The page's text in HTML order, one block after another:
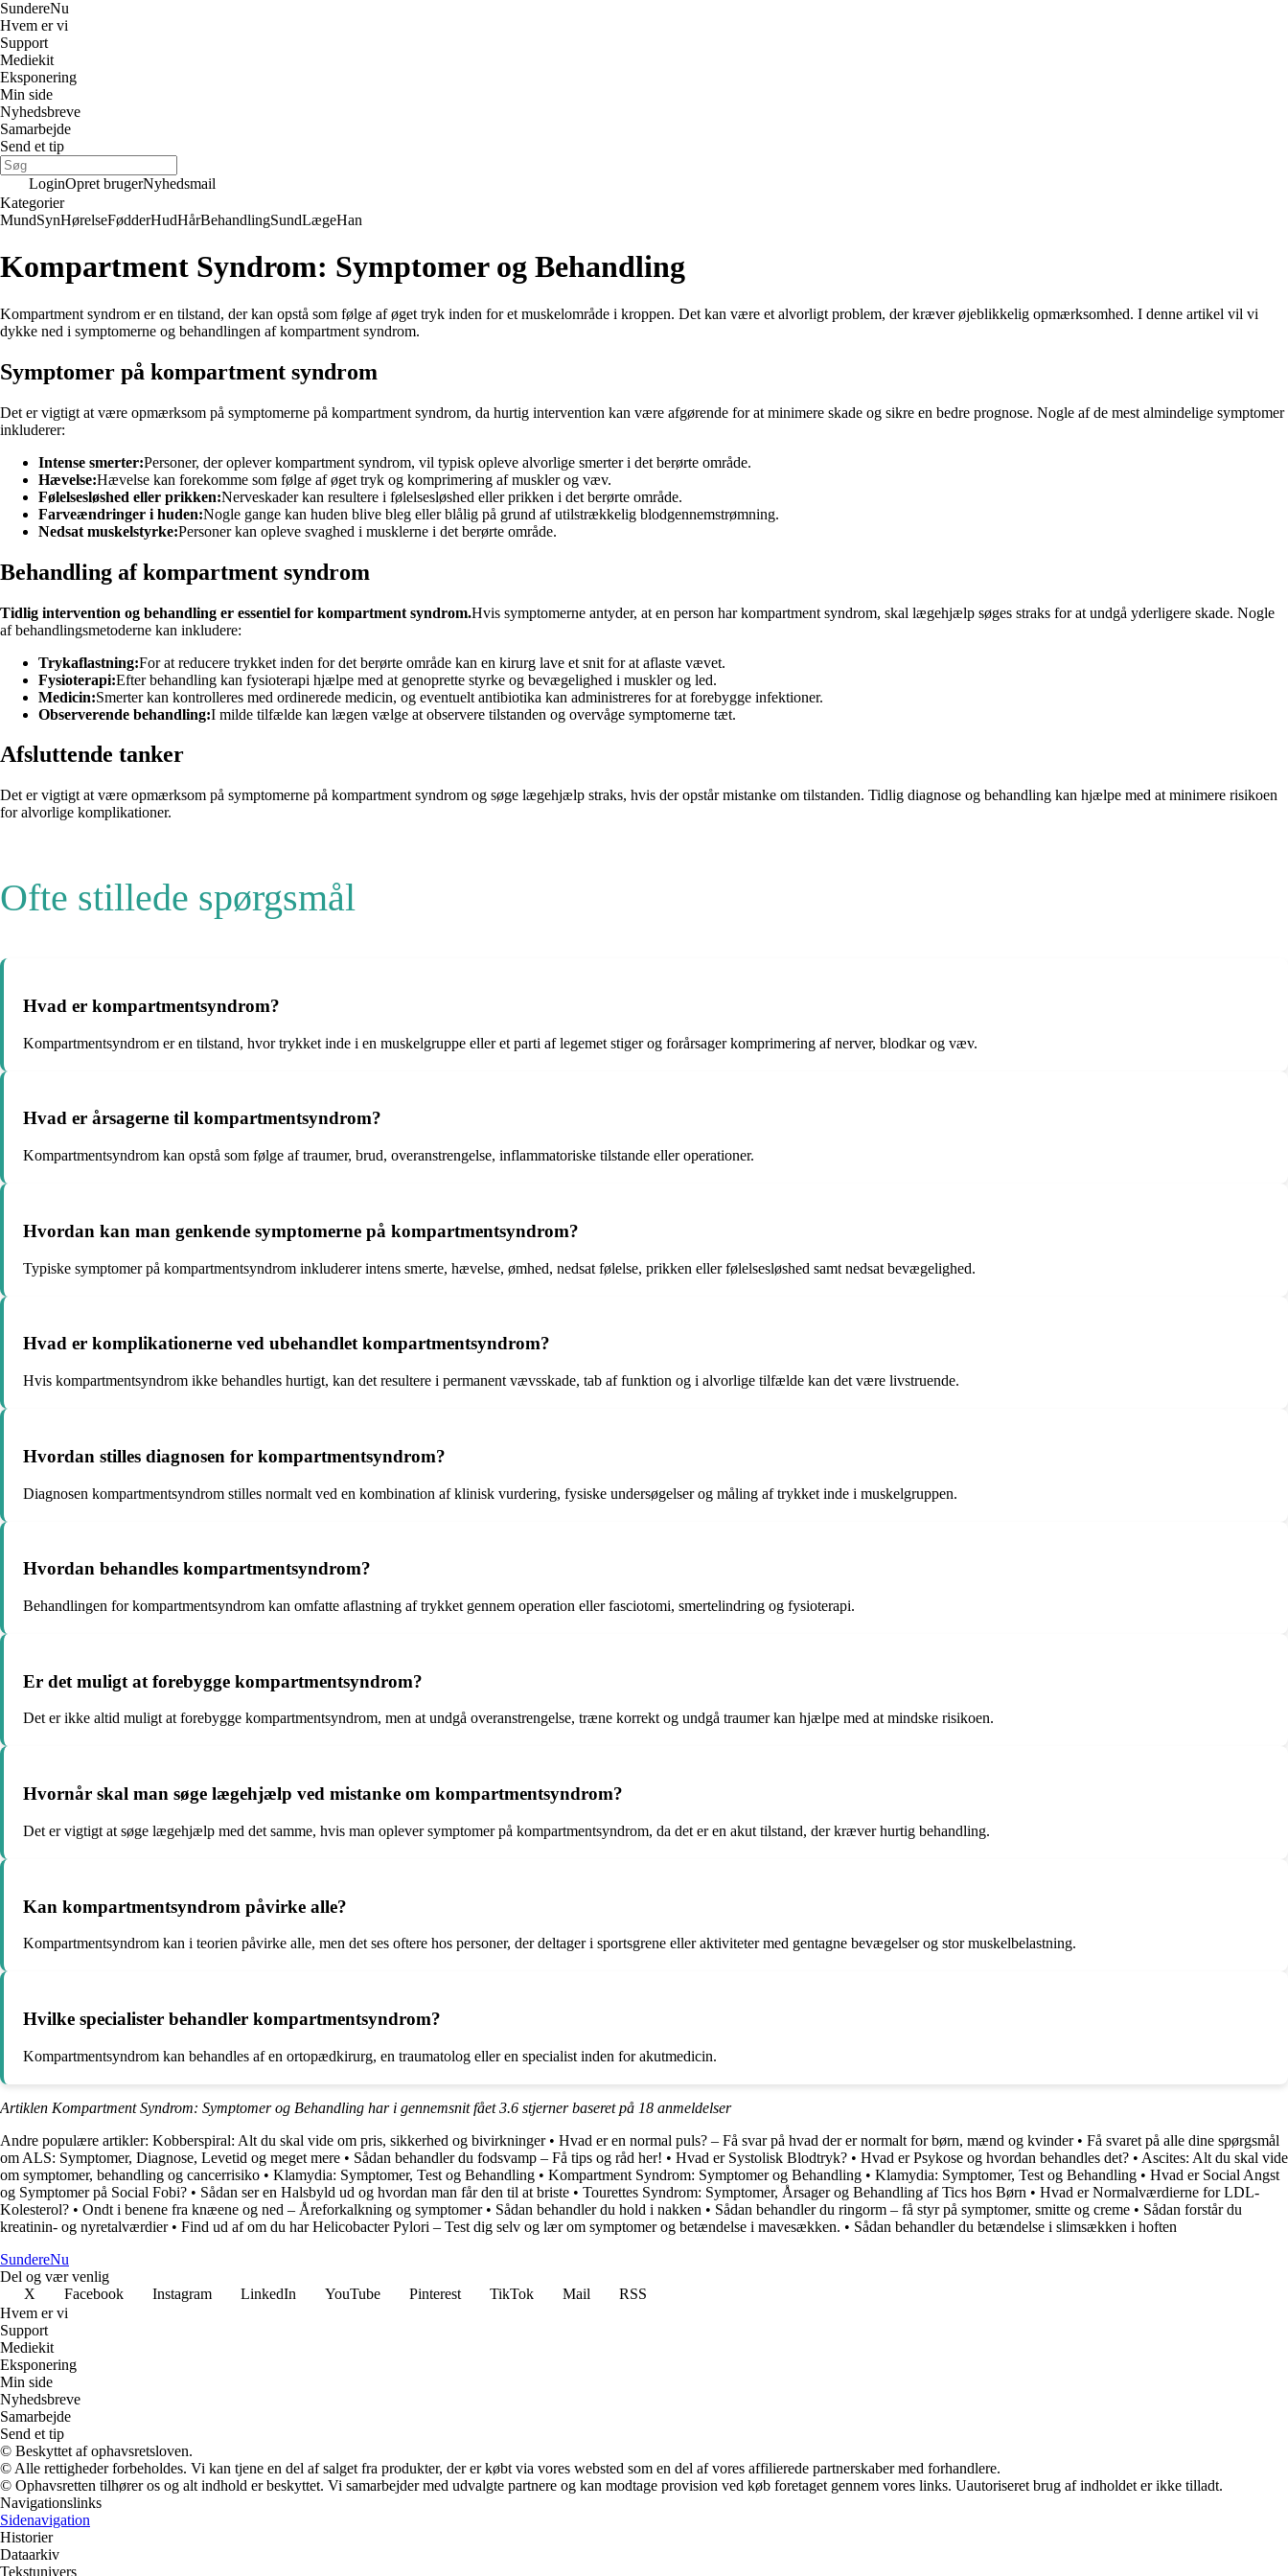
SundereNu
Hvem er vi
Support
Mediekit
Eksponering
Min side
Nyhedsbreve
Samarbejde
Send et tip
LoginOpret brugerNyhedsmail
Kategorier
MundSynHørelseFødderHudHårBehandlingSundLægeHan
Kompartment Syndrom: Symptomer og Behandling
Kompartment syndrom er en tilstand, der kan opstå som følge af øget tryk inden for et muskelområde i kroppen. Det kan være et alvorligt problem, der kræver øjeblikkelig opmærksomhed. I denne artikel vil vi
dykke ned i symptomerne og behandlingen af ​​kompartment syndrom.
Symptomer på kompartment syndrom
Det er vigtigt at være opmærksom på symptomerne på kompartment syndrom, da hurtig intervention kan være afgørende for at minimere skade og sikre en bedre prognose. Nogle af de mest almindelige symptomer
inkluderer:
Intense smerter:Personer, der oplever kompartment syndrom, vil typisk opleve alvorlige smerter i det berørte område.
Hævelse:Hævelse kan forekomme som følge af øget tryk og komprimering af muskler og væv.
Følelsesløshed eller prikken:Nerveskader kan resultere i følelsesløshed eller prikken i det berørte område.
Farveændringer i huden:Nogle gange kan huden blive bleg eller blålig på grund af utilstrækkelig blodgennemstrømning.
Nedsat muskelstyrke:Personer kan opleve svaghed i musklerne i det berørte område.
Behandling af kompartment syndrom
Tidlig intervention og behandling er essentiel for kompartment syndrom.Hvis symptomerne antyder, at en person har kompartment syndrom, skal lægehjælp søges straks for at undgå yderligere skade. Nogle
af behandlingsmetoderne kan inkludere:
Trykaflastning:For at reducere trykket inden for det berørte område kan en kirurg lave et snit for at aflaste vævet.
Fysioterapi:Efter behandling kan fysioterapi hjælpe med at genoprette styrke og bevægelighed i muskler og led.
Medicin:Smerter kan kontrolleres med ordinerede medicin, og eventuelt antibiotika kan administreres for at forebygge infektioner.
Observerende behandling:I milde tilfælde kan lægen vælge at observere tilstanden og overvåge symptomerne tæt.
Afsluttende tanker
Det er vigtigt at være opmærksom på symptomerne på kompartment syndrom og søge lægehjælp straks, hvis der opstår mistanke om tilstanden. Tidlig diagnose og behandling kan hjælpe med at minimere risikoen
for alvorlige komplikationer.
Ofte stillede spørgsmål
Hvad er kompartmentsyndrom?
Kompartmentsyndrom er en tilstand, hvor trykket inde i en muskelgruppe eller et parti af legemet stiger og forårsager komprimering af nerver, blodkar og væv.
Hvad er årsagerne til kompartmentsyndrom?
Kompartmentsyndrom kan opstå som følge af traumer, brud, overanstrengelse, inflammatoriske tilstande eller operationer.
Hvordan kan man genkende symptomerne på kompartmentsyndrom?
Typiske symptomer på kompartmentsyndrom inkluderer intens smerte, hævelse, ømhed, nedsat følelse, prikken eller følelsesløshed samt nedsat bevægelighed.
Hvad er komplikationerne ved ubehandlet kompartmentsyndrom?
Hvis kompartmentsyndrom ikke behandles hurtigt, kan det resultere i permanent vævsskade, tab af funktion og i alvorlige tilfælde kan det være livstruende.
Hvordan stilles diagnosen for kompartmentsyndrom?
Diagnosen kompartmentsyndrom stilles normalt ved en kombination af klinisk vurdering, fysiske undersøgelser og måling af trykket inde i muskelgruppen.
Hvordan behandles kompartmentsyndrom?
Behandlingen for kompartmentsyndrom kan omfatte aflastning af trykket gennem operation eller fasciotomi, smertelindring og fysioterapi.
Er det muligt at forebygge kompartmentsyndrom?
Det er ikke altid muligt at forebygge kompartmentsyndrom, men at undgå overanstrengelse, træne korrekt og undgå traumer kan hjælpe med at mindske risikoen.
Hvornår skal man søge lægehjælp ved mistanke om kompartmentsyndrom?
Det er vigtigt at søge lægehjælp med det samme, hvis man oplever symptomer på kompartmentsyndrom, da det er en akut tilstand, der kræver hurtig behandling.
Kan kompartmentsyndrom påvirke alle?
Kompartmentsyndrom kan i teorien påvirke alle, men det ses oftere hos personer, der deltager i sportsgrene eller aktiviteter med gentagne bevægelser og stor muskelbelastning.
Hvilke specialister behandler kompartmentsyndrom?
Kompartmentsyndrom kan behandles af en ortopædkirurg, en traumatolog eller en specialist inden for akutmedicin.
Artiklen Kompartment Syndrom: Symptomer og Behandling har i gennemsnit fået3.6 stjerner baseret på 18 anmeldelser
Andre populære artikler: Kobberspiral: Alt du skal vide om pris, sikkerhed og bivirkninger• Hvad er en normal puls? – Få svar på hvad der er normalt for børn, mænd og kvinder• Få svaret på alle dine spørgsmål
om ALS: Symptomer, Diagnose, Levetid og meget mere • Sådan behandler du fodsvamp – Få tips og råd her! • Hvad er Systolisk Blodtryk? • Hvad er Psykose og hvordan behandles det? • Ascites: Alt du skal vide
om symptomer, behandling og cancerrisiko • Klamydia: Symptomer, Test og Behandling • Kompartment Syndrom: Symptomer og Behandling • Klamydia: Symptomer, Test og Behandling • Hvad er Social Angst
og Symptomer på Social Fobi? • Sådan ser en Halsbyld ud og hvordan man får den til at briste • Tourettes Syndrom: Symptomer, Årsager og Behandling af Tics hos Børn • Hvad er Normalværdierne for LDL-
Kolesterol? • Ondt i benene fra knæene og ned – Åreforkalkning og symptomer• Sådan behandler du hold i nakken • Sådan behandler du ringorm – få styr på symptomer, smitte og creme • Sådan forstår du
kreatinin- og nyretalværdier• Find ud af om du har Helicobacter Pylori – Test dig selv og lær om symptomer og betændelse i mavesækken. • Sådan behandler du betændelse i slimsækken i hoften
SundereNu
Del og vær venlig
X
Facebook Instagram LinkedIn YouTube Pinterest TikTok Mail
RSS
Hvem er vi
Support
Mediekit
Eksponering
Min side
Nyhedsbreve
Samarbejde
Send et tip
© Beskyttet af ophavsretsloven.
© Alle rettigheder forbeholdes. Vi kan tjene en del af salget fra produkter, der er købt via vores websted som en del af vores affilierede partnerskaber med forhandlere.
© Ophavsretten tilhører os og alt indhold er beskyttet. Vi samarbejder med udvalgte partnere og kan modtage provision ved køb foretaget gennem vores links. Uautoriseret brug af indholdet er ikke tilladt.
Navigationslinks
Sidenavigation
Historier
Dataarkiv
Tekstunivers